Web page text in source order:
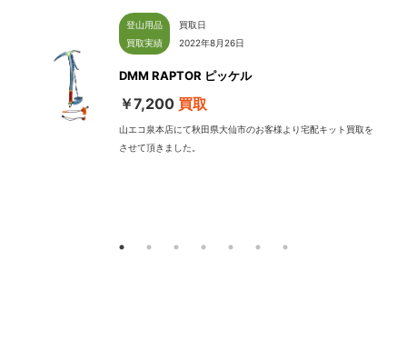
登山用品
買取実績
買取日
2022年8月26日
DMM RAPTOR ピッケル
￥7,200 買取
山エコ泉本店にて秋田県大仙市のお客様より宅配キット買取を
させて頂きました。